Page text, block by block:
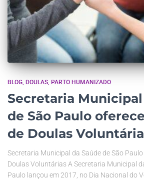
BLOG DOULAS PARTO HUMANIZADO
Secretaria Municipal
de São Paulo
de Doulas
Secretaria Municipal da Saúde de São
Doulas Voluntárias A Secretaria Municipal
Paulo lançou em 2017, no Dia Nacional do